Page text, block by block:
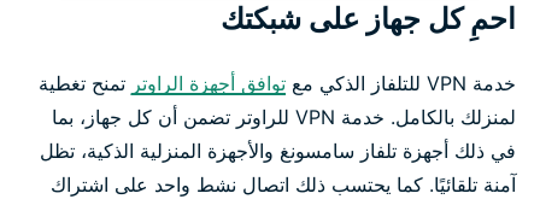
احمِ كل جهاز على شبكتك
خدمة VPN للتلفاز الذكي مع توافق أجهزة الراوتر تمنح تغطية
لمنزلك بالكامل. خدمة VPN للراوتر تضمن أن كل جهاز، بما
في ذلك أجهزة تلفاز سامسونغ والأجهزة المنزلية الذكية، تظل
آمنة تلقائيًا. كما يحتسب ذلك اتصال نشط واحد على اشتراك